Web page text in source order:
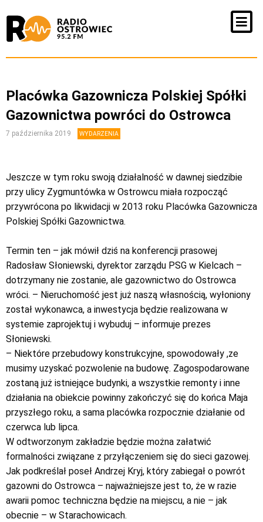
Placówka Gazownicza Polskiej Spółki
Gazownictwa powróci do Ostrowca
7 października 2019 WYDARZENIA
Jeszcze w tym roku swoją działalność w dawnej siedzibie
przy ulicy Zygmuntówka w Ostrowcu miała rozpocząć
przywrócona po likwidacji w 2013 roku Placówka Gazownicza
Polskiej Spółki Gazownictwa.
Termin ten – jak mówił dziś na konferencji prasowej
Radosław Słoniewski, dyrektor zarządu PSG w Kielcach –
dotrzymany nie zostanie, ale gazownictwo do Ostrowca
wróci. – Nieruchomość jest już naszą własnością, wyłoniony
został wykonawca, a inwestycja będzie realizowana w
systemie zaprojektuj i wybuduj – informuje prezes
Słoniewski.
– Niektóre przebudowy konstrukcyjne, spowodowały ,ze
musimy uzyskać pozwolenie na budowę. Zagospodarowane
zostaną już istniejące budynki, a wszystkie remonty i inne
działania na obiekcie powinny zakończyć się do końca Maja
przyszłego roku, a sama placówka rozpocznie działanie od
czerwca lub lipca.
W odtworzonym zakładzie będzie można załatwić
formalności związane z przyłączeniem się do sieci gazowej.
Jak podkreślał poseł Andrzej Kryj, który zabiegał o powrót
gazowni do Ostrowca – najważniejsze jest to, że w razie
awarii pomoc techniczna będzie na miejscu, a nie – jak
obecnie – w Starachowicach.